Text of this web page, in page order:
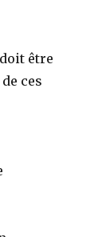
être
ces